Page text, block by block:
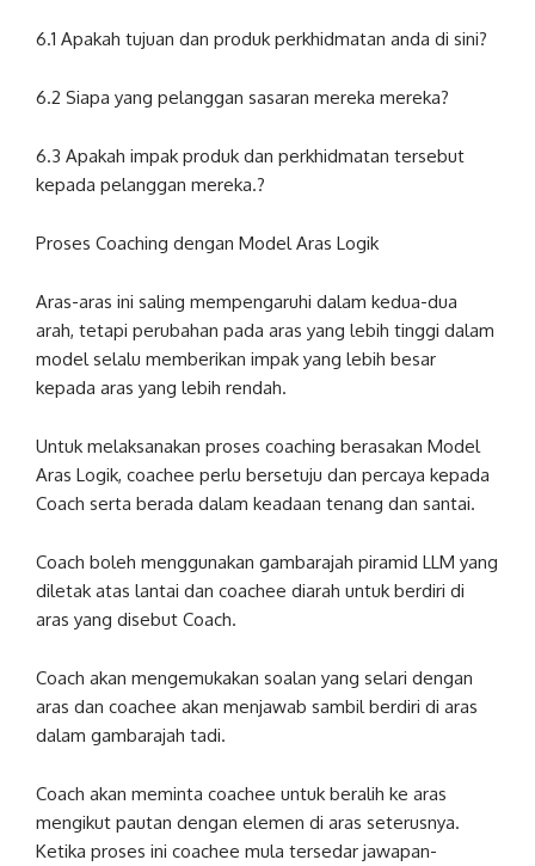
6.1 Apakah tujuan dan produk perkhidmatan anda di sini?
6.2 Siapa yang pelanggan sasaran mereka mereka?
6.3 Apakah impak produk dan perkhidmatan tersebut
kepada pelanggan mereka.?
Proses Coaching dengan Model Aras Logik
Aras-aras ini saling mempengaruhi dalam kedua-dua
arah, tetapi perubahan pada aras yang lebih tinggi dalam
model selalu memberikan impak yang lebih besar
kepada aras yang lebih rendah.
Untuk melaksanakan proses coaching berasakan Model
Aras Logik, coachee perlu bersetuju dan percaya kepada
Coach serta berada dalam keadaan tenang dan santai.
Coach boleh menggunakan gambarajah piramid LLM yang
diletak atas lantai dan coachee diarah untuk berdiri di
aras yang disebut Coach.
Coach akan mengemukakan soalan yang selari dengan
aras dan coachee akan menjawab sambil berdiri di aras
dalam gambarajah tadi.
Coach akan meminta coachee untuk beralih ke aras
mengikut pautan dengan elemen di aras seterusnya.
Ketika proses ini coachee mula tersedar jawapan-